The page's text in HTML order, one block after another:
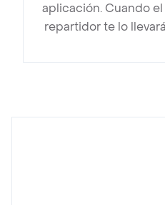
aplicación. Cuando
repartidor te lo